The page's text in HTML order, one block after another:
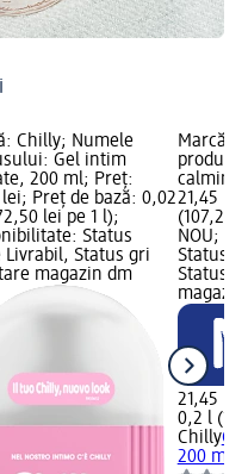
Chilly; Numele
Gel intim
200 ml; Preț:
lei; Preț de bază: 0,02
lei pe 1 l);
Status
Livrabil, Status gri
magazin dm
Marcă:
21,45
(107,25
NOU;
Status
Status
21,45 lei
0,2 l
Chilly
200 ml